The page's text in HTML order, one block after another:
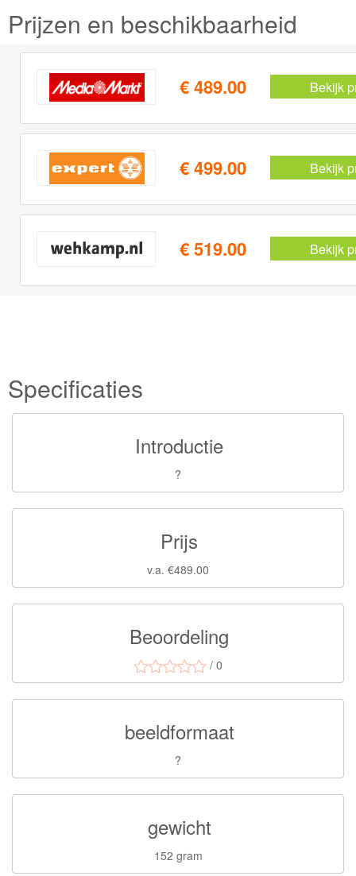
Prijzen en beschikbaarheid
€ 489.00 Bekijk
€ 499.00 Bekijk
€ 519.00 Bekijk
Specificaties
Introductie
?
Prijs
v.a. €489.00
Beoordeling
/ 0
beeldformaat
?
gewicht
152 gram